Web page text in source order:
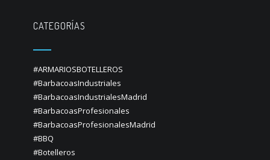
CATEGORÍAS
#ARMARIOSBOTELLEROS
#BarbacoasIndustriales
#BarbacoasIndustrialesMadrid
#BarbacoasProfesionales
#BarbacoasProfesionalesMadrid
#BBQ
#Botelleros